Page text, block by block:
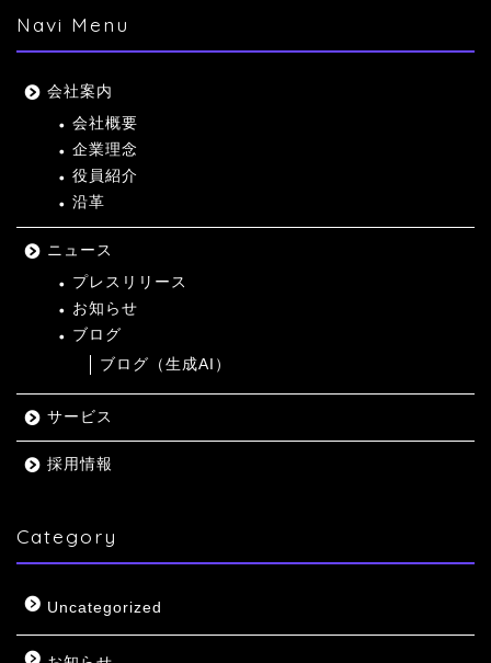
Navi Menu
会社案内
会社概要
企業理念
役員紹介
沿革
ニュース
プレスリリース
お知らせ
ブログ
ブログ（生成AI）
サービス
採用情報
Category
Uncategorized